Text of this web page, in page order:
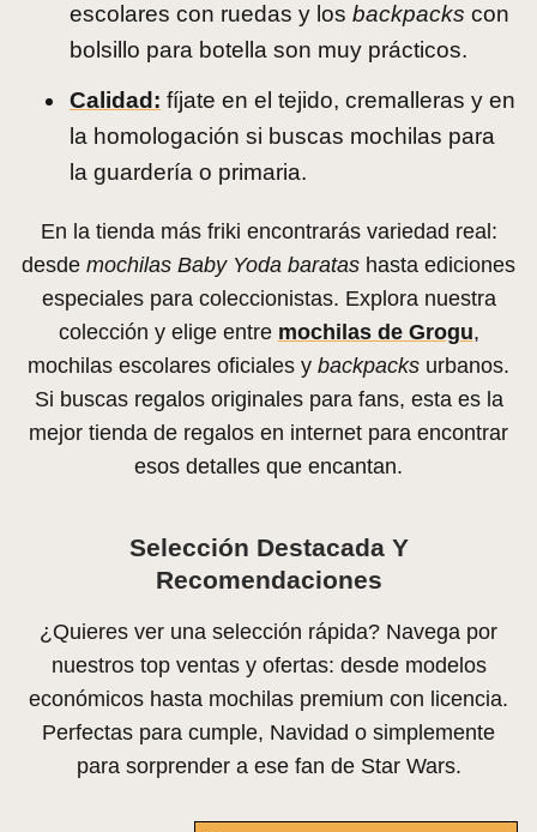
escolares con ruedas y los backpacks con
bolsillo para botella son muy prácticos.
Calidad: fíjate en el tejido, cremalleras y en
la homologación si buscas mochilas para
la guardería o primaria.
En la tienda más friki encontrarás variedad real:
desde mochilas Baby Yoda baratas hasta ediciones
especiales para coleccionistas. Explora nuestra
colección y elige entre mochilas de Grogu,
mochilas escolares oficiales y backpacks urbanos.
Si buscas regalos originales para fans, esta es la
mejor tienda de regalos en internet para encontrar
esos detalles que encantan.
Selección Destacada Y
Recomendaciones
¿Quieres ver una selección rápida? Navega por
nuestros top ventas y ofertas: desde modelos
económicos hasta mochilas premium con licencia.
Perfectas para cumple, Navidad o simplemente
para sorprender a ese fan de Star Wars.